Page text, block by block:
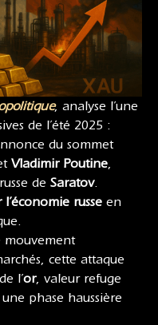
, analyse l’une
de l’été 2025 :
du sommet
Vladimir Poutine,
de Saratov.
l’économie russe en
mouvement
cette attaque
l’or, valeur refuge
phase haussière